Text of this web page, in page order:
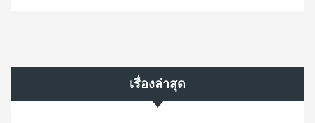
เรื่องล่าสุด